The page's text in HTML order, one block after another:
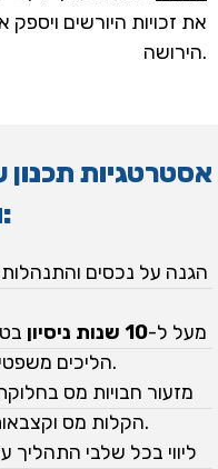
את זכויות היורשים
הירושה.
אסטרטגיות תכנון
ומיסים:
הגנה על נכסים
מעל ל-10 שנות ניסיון
הליכים משפטיים סבוכים מול הרשויות בישראל.
מזעור חבויות מס
הקלות מס וקצבאות מתנה הקיימות בחוק הישראלי.
ליווי בכל שלבי התהליך